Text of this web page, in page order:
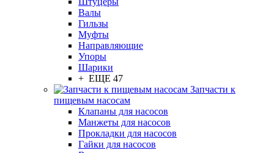
Валы
Гильзы
Муфты
Направляющие
Упоры
Шарики
+ ЕЩЕ 47
Запчасти к
пищевым насосам
Клапаны для насосов
Манжеты для насосов
Прокладки для насосов
Гайки для насосов